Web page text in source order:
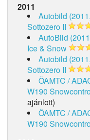
2011
Autobild
Sottozero II
AutoBild
Ice & Snow
Autobild
Sottozero II
ÖAMTC /
W190
ajánlott)
ÖAMTC /
W190